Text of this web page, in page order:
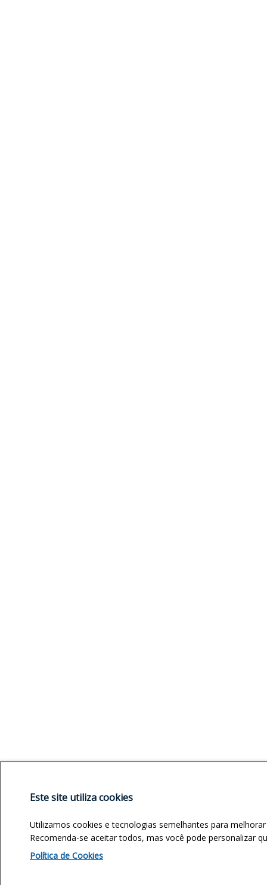
Este site utiliza cookies
Utilizamos cookies e tecnologias semelhantes para
Recomenda-se aceitar todos, mas você pode personalizar
Política de Cookies